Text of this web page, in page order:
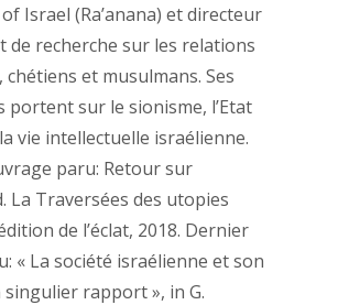
Israel (Ra’anana) et directeur
de recherche sur les relations
et musulmans. Ses
portent sur le sionisme, l’Etat
vie intellectuelle israélienne.
paru: Retour sur
La Traversées des utopies
de l’éclat, 2018. Dernier
« La société israélienne et son
singulier rapport », in G.